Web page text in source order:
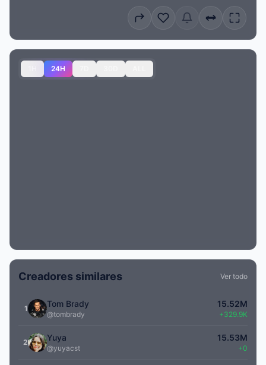
24H
Creadores similares Ver todo
1 Tom Brady
@tombrady
15.52M
+329.9K
2 Yuya
@yuyacst
15.53M
+0